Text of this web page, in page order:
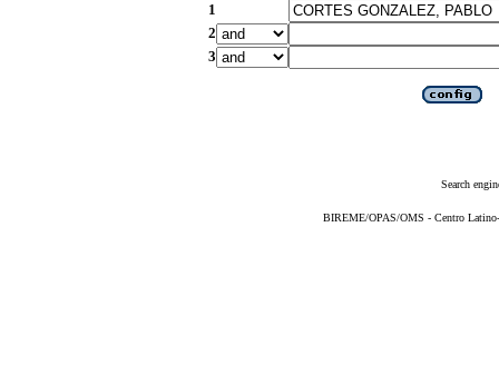
1
2
3
Search
BIREME/OPAS/OMS - Centro Latino-